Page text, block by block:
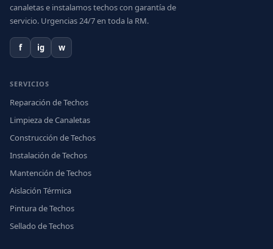
canaletas e instalamos techos con garantía de
servicio. Urgencias 24/7 en toda la RM.
f ig w
SERVICIOS
Reparación de Techos
Limpieza de Canaletas
Construcción de Techos
Instalación de Techos
Mantención de Techos
Aislación Térmica
Pintura de Techos
Sellado de Techos